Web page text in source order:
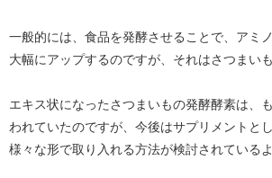
一般的には、食品を発酵させることで、アミ
大幅にアップするのですが、それはさつまい
エキス状になったさつまいもの発酵酵素は、
われていたのですが、今後はサプリメントと
様々な形で取り入れる方法が検討されているよ